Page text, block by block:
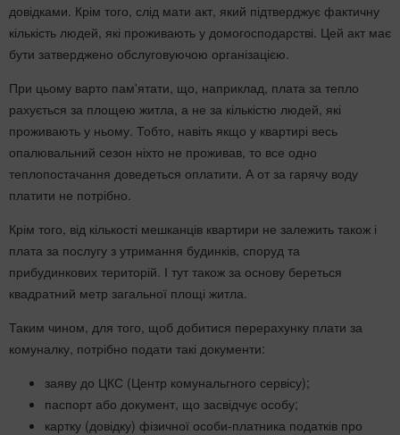
довідками. Крім того, слід мати акт, який підтверджує фактичну
кількість людей, які проживають у домогосподарстві. Цей акт має
бути затверджено обслуговуючою організацією.
При цьому варто пам'ятати, що, наприклад, плата за тепло
рахується за площею житла, а не за кількістю людей, які
проживають у ньому. Тобто, навіть якщо у квартирі весь
опалювальний сезон ніхто не проживав, то все одно
теплопостачання доведеться оплатити. А от за гарячу воду
платити не потрібно.
Крім того, від кількості мешканців квартири не залежить також і
плата за послугу з утримання будинків, споруд та
прибудинкових територій. І тут також за основу береться
квадратний метр загальної площі житла.
Таким чином, для того, щоб добитися перерахунку плати за
комуналку, потрібно подати такі документи:
заяву до ЦКС (Центр комунальгного сервісу);
паспорт або документ, що засвідчує особу;
картку (довідку) фізичної особи-платника податків про